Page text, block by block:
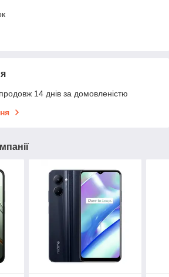
14 днів за домовленістю